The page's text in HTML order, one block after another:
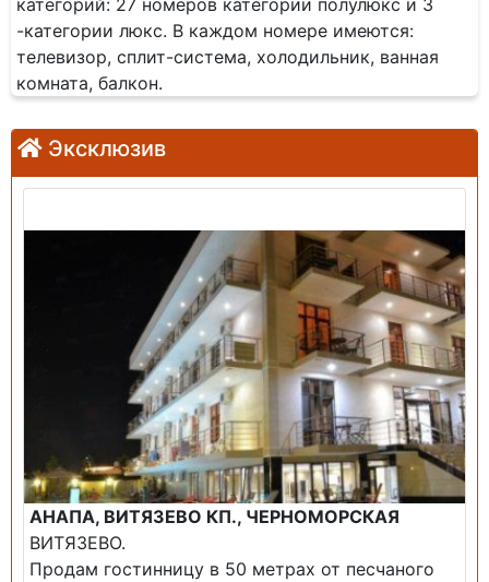
категорий: 27 номеров категории полулюкс и 3
-категории люкс. В каждом номере имеются:
телевизор, сплит-система, холодильник, ванная
комната, балкон.
Эксклюзив
АНАПА, ВИТЯЗЕВО КП., ЧЕРНОМОРСКАЯ
ВИТЯЗЕВО.
Продам гостинницу в 50 метрах от песчаного